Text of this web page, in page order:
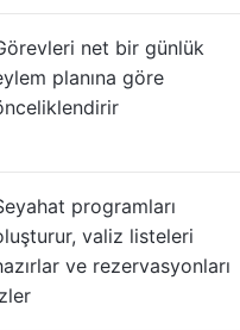
net bir günlük
planına göre
programları
valiz listeleri
ve rezervasyonları